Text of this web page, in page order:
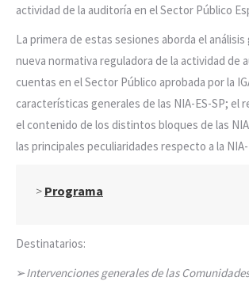
actividad de la auditoría en el Sector Público
La primera de estas sesiones aborda el análisis
nueva normativa reguladora de la actividad de
cuentas en el Sector Público aprobada por la
características generales de las NIA-ES-SP; el
el contenido de los distintos bloques de las
las principales peculiaridades respecto a la NIA-
> Programa
Destinatarios:
➢Intervenciones generales de las